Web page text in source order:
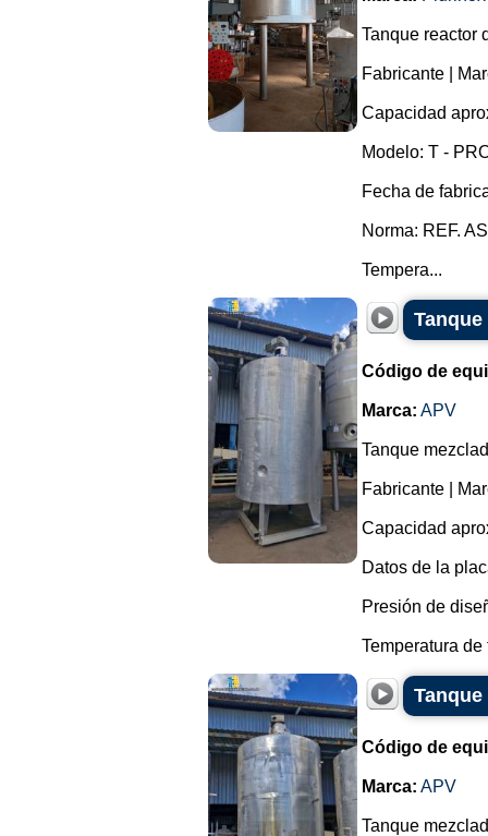
Tanque reactor
Fabricante |
Capacidad
Modelo: T -
Fecha de
Norma: REF.
Tempera...
Código de
Marca: APV
Tanque
Fabricante |
Capacidad
Datos de la
Presión de
Temperatura
Código de
Marca: APV
Tanque